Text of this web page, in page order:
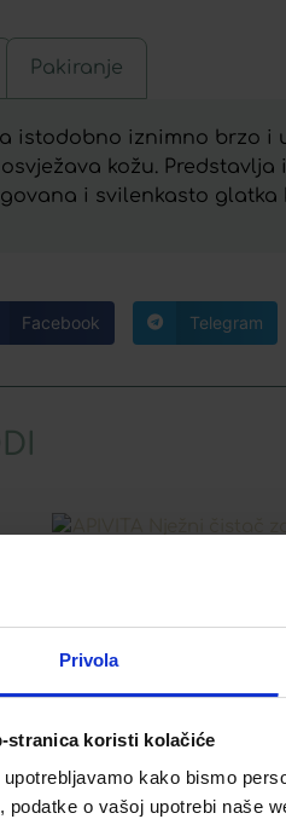
Privola
stranica koristi kolačiće
upotrebljavamo kako bismo
podatke o vašoj upotrebi naše
Pakiranje
istodobno iznimno brzo
kožu.
i svilenkasto
Facebook Telegram
APIVITA NJEŽNI ČISTAČ
UKLANJANJE ŠMINKE
12,42€